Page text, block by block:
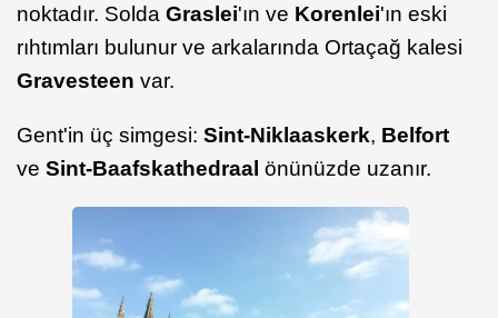
noktadır. Solda Graslei'ın ve Korenlei'ın eski
rıhtımları bulunur ve arkalarında Ortaçağ kalesi
Gravesteen var.
Gent'in üç simgesi: Sint-Niklaaskerk, Belfort
ve Sint-Baafskathedraal önünüzde uzanır.